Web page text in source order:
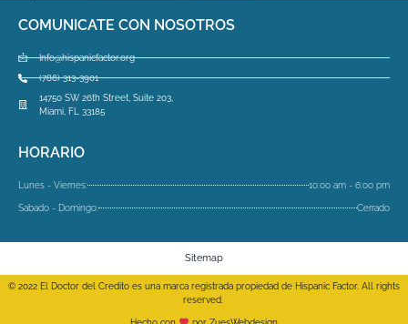
COMUNICATE CON NOSOTROS
Info@hispanicfactor.org
(786) 313-3901
14750 SW 26th Street, Suite 203,
Miami, FL 33185
HORARIO
Lunes - Viernes: 10:00 am - 6:00 pm
Sabado - Domingo: Cerrado
Sitemap
© 2022 El Doctor del Credito es una marca registrada propiedad de Hispanic Factor. All rights
reserved.